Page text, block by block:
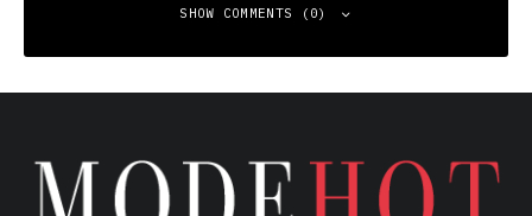
SHOW COMMENTS (0)
Your email address will not be published.
Required fields
are marked*